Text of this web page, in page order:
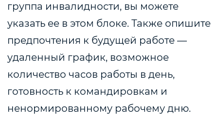
группа инвалидности, вы можете
указать ее в этом блоке. Также опишите
предпочтения к будущей работе —
удаленный график, возможное
количество часов работы в день,
готовность к командировкам и
ненормированному рабочему дню.